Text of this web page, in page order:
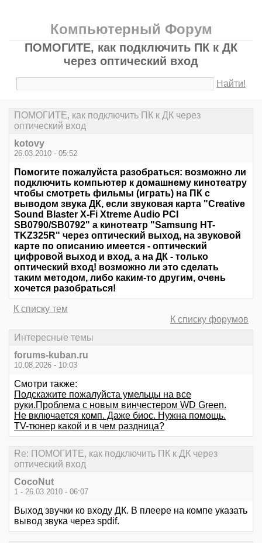
Компьютерный Форум
ПОМОГИТЕ, как подключить ПК к ДК
через оптический вход
Найти!
ПОМОГИТЕ, как подключить ПК к ДК через
оптический вход
kotovy
26.03.2010 - 05:52
Помогите пожалуйста разобраться: возможно ли
подключить компьютер к домашнему кинотеатру
чтобы смотреть фильмы (играть) на ПК с
выводом звука ДК, если звуковая карта "Creative
Sound Blaster X-Fi Xtreme Audio PCI
SB0790/SB0792" а кинотеатр "Samsung HT-
TKZ325R" через оптический выход, на звуковой
карте по описанию имеется - оптический
цифровой выход и вход, а на ДК - только
оптический вход! возможно ли это сделать
таким методом, либо каким-то другим, очень
хочется разобраться!
К списку тем
К списку форумов
Интересные темы
forums-kuban.ru
10.08.2026 - 10:03
Смотри также:
Подскажите пожалуйста умельцы на все
руки.Проблема с новым винчестером WD Green.
Не включается комп. Даже биос. Нужна помощь.
TV-тюнер какой и в чем раздница?
Re: ПОМОГИТЕ, как подключить ПК к ДК через
оптический вход
CocoNut
1 - 26.03.2010 - 06:07
Выход звучки ко входу ДК. В плеере на компе указать
вывод звука через spdif.